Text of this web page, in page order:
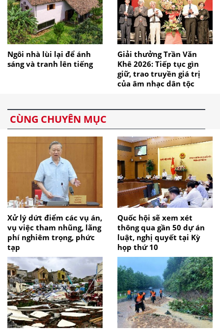
Ngôi nhà lùi lại để ánh
sáng và tranh lên tiếng
Giải thưởng Trần Văn
Khê 2026: Tiếp tục gìn
giữ, trao truyền giá trị
của âm nhạc dân tộc
CÙNG CHUYÊN MỤC
Xử lý dứt điểm các vụ án,
vụ việc tham nhũng, lãng
phí nghiêm trọng, phức
tạp
Quốc hội sẽ xem xét
thông qua gần 50 dự án
luật, nghị quyết tại Kỳ
họp thứ 10